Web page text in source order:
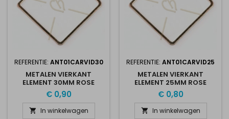
REFERENTIE: ANT01CARVID30
METALEN VIERKANT
ELEMENT 30MM ROSE
GOLD PLATED
€ 0,90
 In winkelwagen
REFERENTIE: ANT01CARVID25
METALEN VIERKANT
ELEMENT 25MM ROSE
GOLD PLATED
€ 0,80
 In winkelwagen